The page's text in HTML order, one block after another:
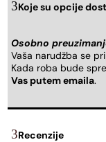
Koje su opcije
Osobno
Vaša narudžba se
Kada roba bude
Vas putem emaila.
Recenzije